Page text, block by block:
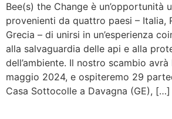
Bee(s) the Change è un’opportunità
provenienti da quattro paesi – Italia,
Grecia – di unirsi in un’esperienza
alla salvaguardia delle api e alla
dell’ambiente. Il nostro scambio
maggio 2024, e ospiteremo 29
Casa Sottocolle a Davagna (GE), […]